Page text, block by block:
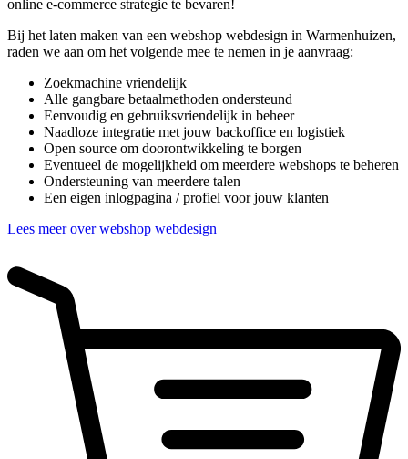
online e-commerce strategie te bevaren!
Bij het laten maken van een webshop webdesign in Warmenhuizen,
raden we aan om het volgende mee te nemen in je aanvraag:
Zoekmachine vriendelijk
Alle gangbare betaalmethoden ondersteund
Eenvoudig en gebruiksvriendelijk in beheer
Naadloze integratie met jouw backoffice en logistiek
Open source om doorontwikkeling te borgen
Eventueel de mogelijkheid om meerdere webshops te beheren
Ondersteuning van meerdere talen
Een eigen inlogpagina / profiel voor jouw klanten
Lees meer over webshop webdesign